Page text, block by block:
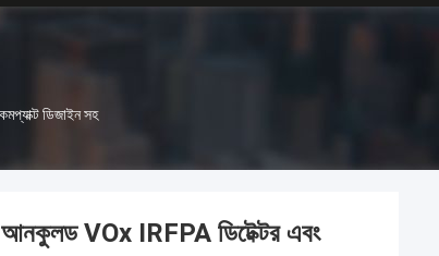
ডিজাইন সহ
VOx IRFPA ডিটেক্টর এবং